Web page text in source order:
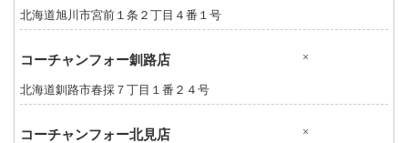
北海道旭川市宮前１条２丁目４番１号
コーチャンフォー釧路店 ×
北海道釧路市春採７丁目１番２４号
コーチャンフォー北見店 ×